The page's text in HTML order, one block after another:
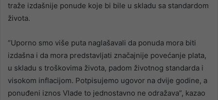
traže izdašnije ponude koje bi bile u skladu sa standardom
života.
“Uporno smo više puta naglašavali da ponuda mora biti
izdašna i da mora predstavljati značajnije povećanje plata,
u skladu s troškovima života, padom životnog standarda i
visokom inflacijom. Potpisujemo ugovor na dvije godine, a
ponuđeni iznos Vlade to jednostavno ne odražava”, kazao